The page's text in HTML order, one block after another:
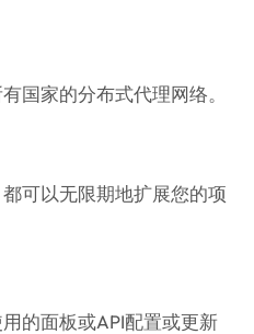
国家的分布式代理网络。
可以无限期地扩展您的项
的面板或API配置或更新